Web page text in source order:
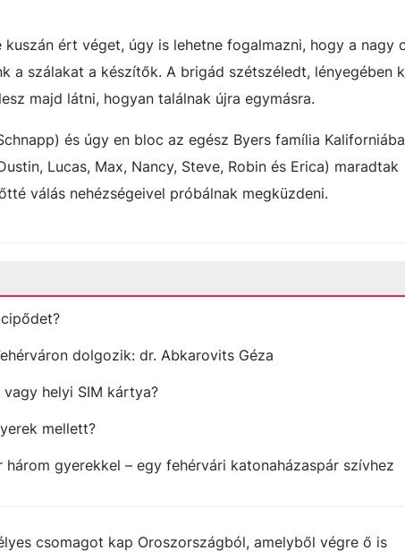
ért véget, úgy is lehetne fogalmazni, hogy a nagy
a szálakat a készítők. A brigád szétszéledt, lényegében
majd látni, hogyan találnak újra egymásra.
és úgy en bloc az egész Byers família Kaliforniába
Lucas, Max, Nancy, Steve, Robin és Erica) maradtak
válás nehézségeivel próbálnak megküzdeni.
dolgozik: dr. Abkarovits Géza
helyi SIM kártya?
mellett?
gyerekkel – egy fehérvári katonaházaspár szívhez
csomagot kap Oroszországból, amelyből végre ő is